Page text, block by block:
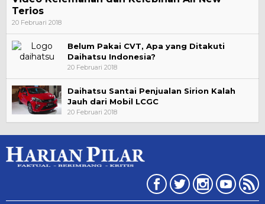
Terios
20 Februari 2018
Belum Pakai CVT, Apa yang Ditakuti
Daihatsu Indonesia?
20 Februari 2018
Daihatsu Santai Penjualan Sirion Kalah
Jauh dari Mobil LCGC
20 Februari 2018